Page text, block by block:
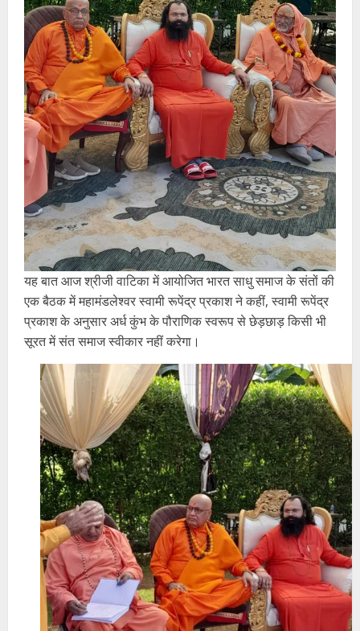
यह बात आज श्रीजी वाटिका में आयोजित भारत साधु समाज के संतों की
एक बैठक में महामंडलेश्वर स्वामी रूपेंद्र प्रकाश ने कहीं, स्वामी रूपेंद्र
प्रकाश के अनुसार अर्ध कुंभ के पौराणिक स्वरूप से छेड़छाड़ किसी भी
सूरत में संत समाज स्वीकार नहीं करेगा।